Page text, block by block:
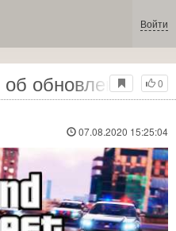
Войти
0
обновлениях
07.08.2020 15:25:04